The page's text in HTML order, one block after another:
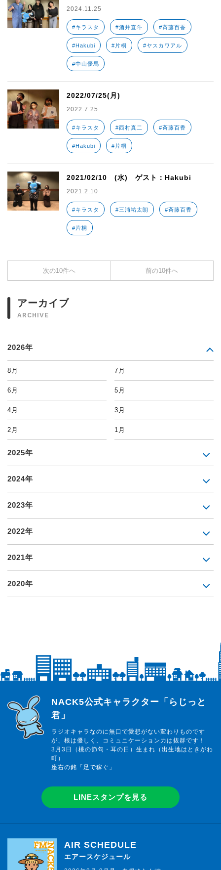
2024.11.25
#キラスタ #酒井直斗 #斉藤百香
#Hakubi #片桐 #ヤスカワアル
#中山優馬
2022/07/25(月)
2022.7.25
#キラスタ #西村真二 #斉藤百香
#Hakubi #片桐
2021/02/10 (水) ゲスト：Hakubi
2021.2.10
#キラスタ #三浦祐太朗 #斉藤百香
#片桐
次の10件へ 前の10件へ
アーカイブ
ARCHIVE
2026年
8月 7月
6月 5月
4月 3月
2月 1月
2025年
2024年
2023年
2022年
2021年
2020年
らじっと君
NACK5公式キャラクター「らじっと
君」
ラジオキャラなのに無口で愛想がない変わりものです
が、根は優しく、コミュニケーション力は抜群です！
3月3日（桃の節句・耳の日）生まれ（出生地はときがわ
町）
座右の銘「足で稼ぐ」
LINEスタンプを見る
AIR SCHEDULE
エアースケジュール